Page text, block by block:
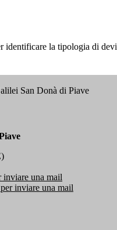
identificare la tipologia di
San Donà di Piave
inviare una mail
inviare una mail